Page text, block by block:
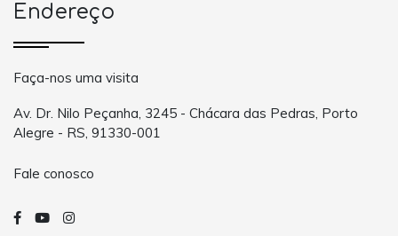
Endereço
Faça-nos uma visita
Av. Dr. Nilo Peçanha, 3245 - Chácara das Pedras, Porto
Alegre - RS, 91330-001
Fale conosco